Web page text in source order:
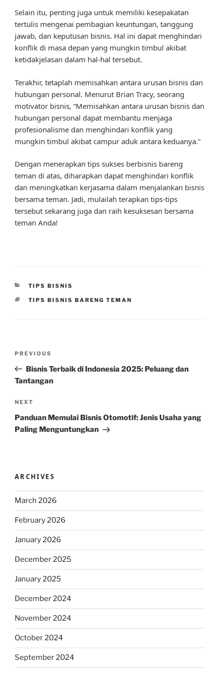
Selain itu, penting juga untuk memiliki kesepakatan
tertulis mengenai pembagian keuntungan, tanggung
jawab, dan keputusan bisnis. Hal ini dapat menghindari
konflik di masa depan yang mungkin timbul akibat
ketidakjelasan dalam hal-hal tersebut.
Terakhir, tetaplah memisahkan antara urusan bisnis dan
hubungan personal. Menurut Brian Tracy, seorang
motivator bisnis, “Memisahkan antara urusan bisnis dan
hubungan personal dapat membantu menjaga
profesionalisme dan menghindari konflik yang
mungkin timbul akibat campur aduk antara keduanya.”
Dengan menerapkan tips sukses berbisnis bareng
teman di atas, diharapkan dapat menghindari konflik
dan meningkatkan kerjasama dalam menjalankan bisnis
bersama teman. Jadi, mulailah terapkan tips-tips
tersebut sekarang juga dan raih kesuksesan bersama
teman Anda!
CATEGORIES
TIPS BISNIS
TAGS
TIPS BISNIS BARENG TEMAN
Previous
Post
PREVIOUS
Bisnis Terbaik di Indonesia 2025: Peluang dan
Tantangan
Next
Post
NEXT
Panduan Memulai Bisnis Otomotif: Jenis Usaha yang
Paling Menguntungkan
ARCHIVES
March 2026
February 2026
January 2026
December 2025
January 2025
December 2024
November 2024
October 2024
September 2024